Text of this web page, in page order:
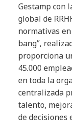
Gestamp con
global de
normativas
bang”,
proporciona
45.000
en toda la
centralizada
talento,
de decisiones